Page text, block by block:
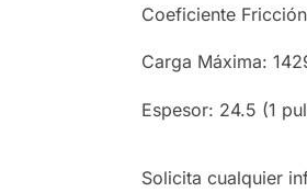
Coeficiente
Carga Máxima:
Espesor: 24.5 (1
Solicita cualquier